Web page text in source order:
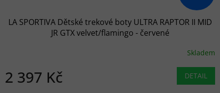
LA SPORTIVA Dětské trekové boty ULTRA RAPTOR II MID
JR GTX velvet/flamingo - červené
Skladem
2 397 Kč DETAIL